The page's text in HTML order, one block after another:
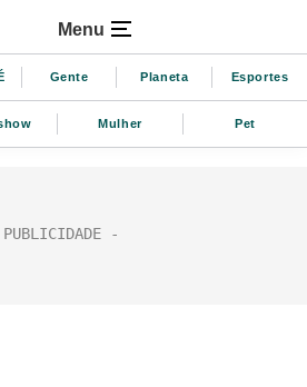
Menu
Gente Planeta Esportes
Mulher Pet